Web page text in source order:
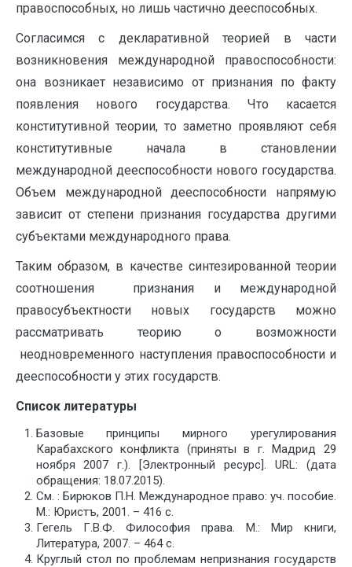
правоспособных, но лишь частично дееспособных.
Согласимся с декларативной теорией в части
возникновения международной правоспособности:
она возникает независимо от признания по факту
появления нового государства. Что касается
конститутивной теории, то заметно проявляют себя
конститутивные начала в становлении
международной дееспособности нового государства.
Объем международной дееспособности напрямую
зависит от степени признания государства другими
субъектами международного права.
Таким образом, в качестве синтезированной теории
соотношения признания и международной
правосубъектности новых государств можно
рассматривать теорию о возможности
неодновременного наступления правоспособности и
дееспособности у этих государств.
Список литературы
Базовые принципы мирного урегулирования
Карабахского конфликта (приняты в г. Мадрид 29
ноября 2007 г.). [Электронный ресурс]. URL: (дата
обращения: 18.07.2015).
См. : Бирюков П.Н. Международное право: уч. пособие.
М.: Юристъ, 2001. – 416 с.
Гегель Г.В.Ф. Философия права. М.: Мир книги,
Литература, 2007. – 464 с.
Круглый стол по проблемам непризнания государств